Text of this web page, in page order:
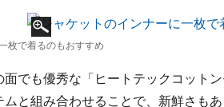
枚で着るのもおすすめ
でも優秀な「ヒートテックコット
ムと組み合わせることで、新鮮さも